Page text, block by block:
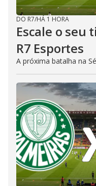
DO R7/HÁ 1 HORA
Escale o seu
R7 Esportes
A próxima batalha na